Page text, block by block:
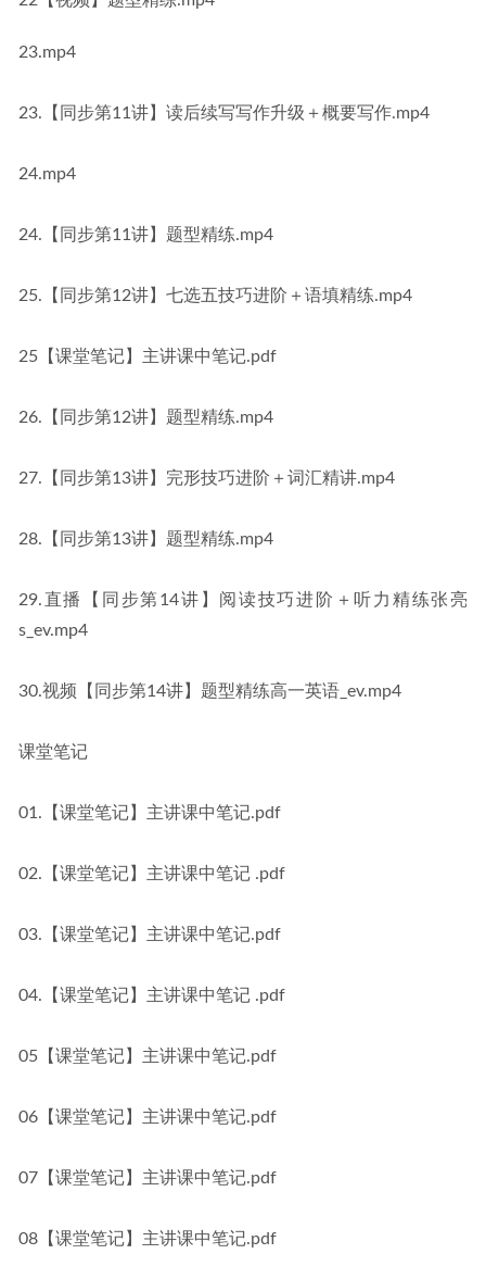
23.mp4
23.【同步第11讲】读后续写写作升级＋概要写作.mp4
24.mp4
24.【同步第11讲】题型精练.mp4
25.【同步第12讲】七选五技巧进阶＋语填精练.mp4
25【课堂笔记】主讲课中笔记.pdf
26.【同步第12讲】题型精练.mp4
27.【同步第13讲】完形技巧进阶＋词汇精讲.mp4
28.【同步第13讲】题型精练.mp4
29.直播【同步第14讲】阅读技巧进阶＋听力精练张亮
s_ev.mp4
30.视频【同步第14讲】题型精练高一英语_ev.mp4
课堂笔记
01.【课堂笔记】主讲课中笔记.pdf
02.【课堂笔记】主讲课中笔记 .pdf
03.【课堂笔记】主讲课中笔记.pdf
04.【课堂笔记】主讲课中笔记 .pdf
05【课堂笔记】主讲课中笔记.pdf
06【课堂笔记】主讲课中笔记.pdf
07【课堂笔记】主讲课中笔记.pdf
08【课堂笔记】主讲课中笔记.pdf